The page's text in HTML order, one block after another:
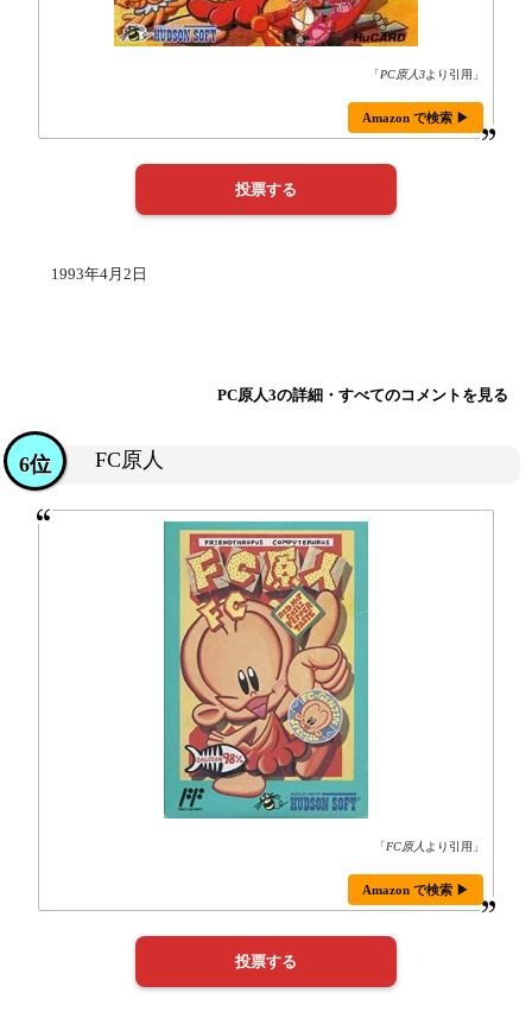
「PC原人3より引用」
Amazon で検索 ▶
1993年4月2日
PC原人3の詳細・すべてのコメントを見る
FC原人
6位
「FC原人 より引用」
Amazon で検索 ▶